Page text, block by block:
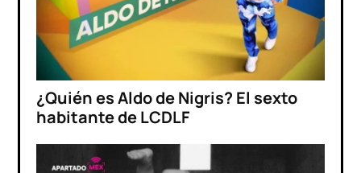
¿Quién es Aldo de Nigris? El sexto
habitante de LCDLF